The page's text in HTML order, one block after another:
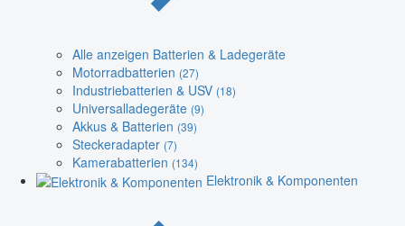
Alle anzeigen Batterien & Ladegeräte
Motorradbatterien (27)
Industriebatterien & USV (18)
Universalladegeräte (9)
Akkus & Batterien (39)
Steckeradapter (7)
Kamerabatterien (134)
Elektronik & Komponenten